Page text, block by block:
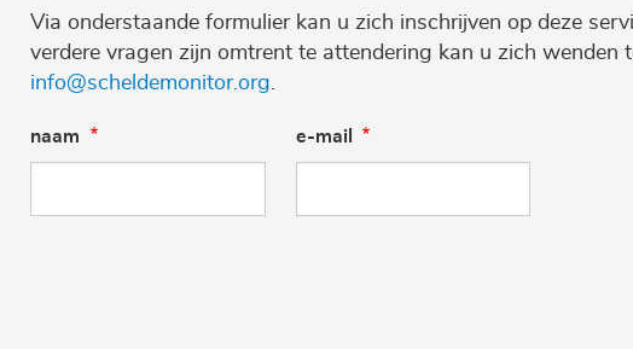
Via onderstaande formulier kan u zich inschrijven op deze
verdere vragen zijn omtrent te attendering kan u zich wenden
info@scheldemonitor.org
naam e-mail